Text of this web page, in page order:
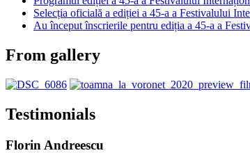
Selecția oficială a ediției a 45-a a Festivalului
Au început înscrierile pentru ediția a 45-a a
From gallery
Testimonials
Florin Andreescu